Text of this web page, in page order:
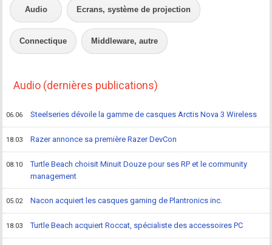
Audio Ecrans, système de projection
Connectique Middleware, autre
Audio (dernières publications)
06.06 Steelseries dévoile la gamme de casques Arctis Nova 3 Wireless
18.03 Razer annonce sa première Razer DevCon
08.10
Turtle Beach choisit Minuit Douze pour ses RP et le community
management
05.02 Nacon acquiert les casques gaming de Plantronics inc.
18.03 Turtle Beach acquiert Roccat, spécialiste des accessoires PC